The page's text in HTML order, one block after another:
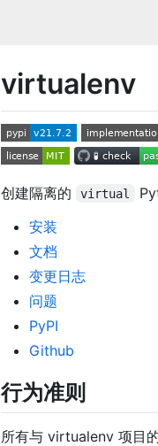
virtualenv
创建隔离的 virtual
安装
文档
变更日志
问题
PyPI
Github
行为准则
所有与 virtualenv 项目